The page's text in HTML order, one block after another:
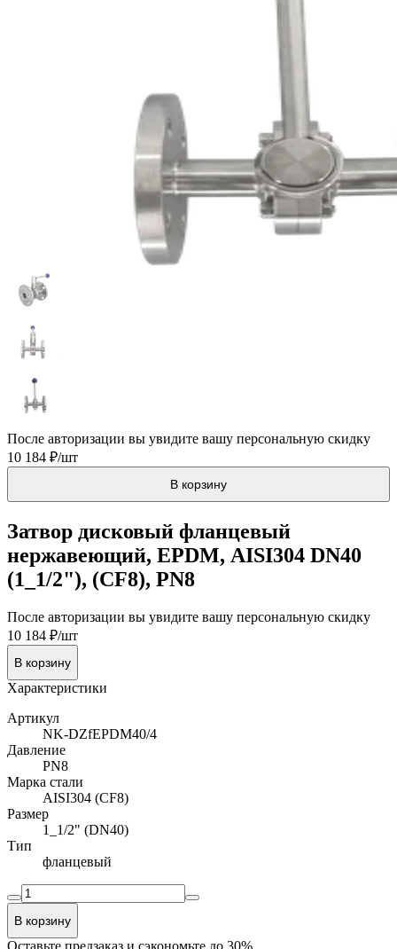
После авторизации вы увидите вашу персональную скидку
10 184 ₽/шт
В корзину
Затвор дисковый фланцевый
нержавеющий, EPDM, AISI304 DN40
(1_1/2"), (CF8), PN8
После авторизации вы увидите вашу персональную скидку
10 184 ₽/шт
В корзину
Характеристики
Артикул
NK-DZfEPDM40/4
Давление
PN8
Марка стали
AISI304 (CF8)
Размер
1_1/2" (DN40)
Тип
фланцевый
В корзину
Оставьте предзаказ и сэкономьте до 30%.